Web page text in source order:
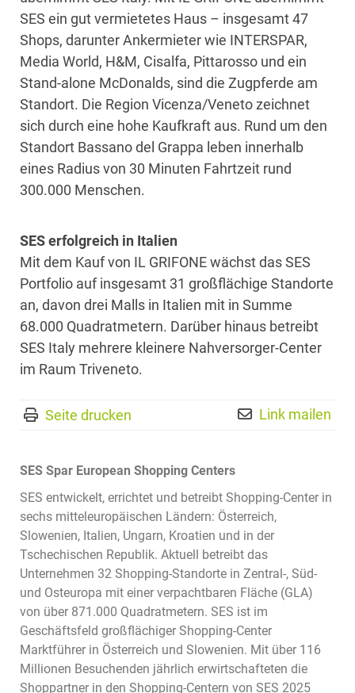
SES ein gut vermietetes Haus – insgesamt 47
Shops, darunter Ankermieter wie INTERSPAR,
Media World, H&M, Cisalfa, Pittarosso und ein
Stand-alone McDonalds, sind die Zugpferde am
Standort. Die Region Vicenza/Veneto zeichnet
sich durch eine hohe Kaufkraft aus. Rund um den
Standort Bassano del Grappa leben innerhalb
eines Radius von 30 Minuten Fahrtzeit rund
300.000 Menschen.
SES erfolgreich in Italien
Mit dem Kauf von IL GRIFONE wächst das SES
Portfolio auf insgesamt 31 großflächige Standorte
an, davon drei Malls in Italien mit in Summe
68.000 Quadratmetern. Darüber hinaus betreibt
SES Italy mehrere kleinere Nahversorger-Center
im Raum Triveneto.
Seite drucken Link mailen
SES Spar European Shopping Centers
SES entwickelt, errichtet und betreibt Shopping-Center in
sechs mitteleuropäischen Ländern: Österreich,
Slowenien, Italien, Ungarn, Kroatien und in der
Tschechischen Republik. Aktuell betreibt das
Unternehmen 32 Shopping-Standorte in Zentral-, Süd-
und Osteuropa mit einer verpachtbaren Fläche (GLA)
von über 871.000 Quadratmetern. SES ist im
Geschäftsfeld großflächiger Shopping-Center
Marktführer in Österreich und Slowenien. Mit über 116
Millionen Besuchenden jährlich erwirtschafteten die
Shoppartner in den Shopping-Centern von SES 2025